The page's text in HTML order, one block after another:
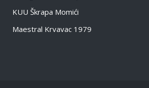
KUU Škrapa Momići
Maestral Krvavac 1979